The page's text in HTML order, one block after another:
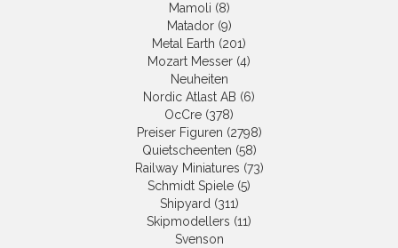
Mamoli (8)
Matador (9)
Metal Earth (201)
Mozart Messer (4)
Neuheiten
Nordic Atlast AB (6)
OcCre (378)
Preiser Figuren (2798)
Quietscheenten (58)
Railway Miniatures (73)
Schmidt Spiele (5)
Shipyard (311)
Skipmodellers (11)
Svenson